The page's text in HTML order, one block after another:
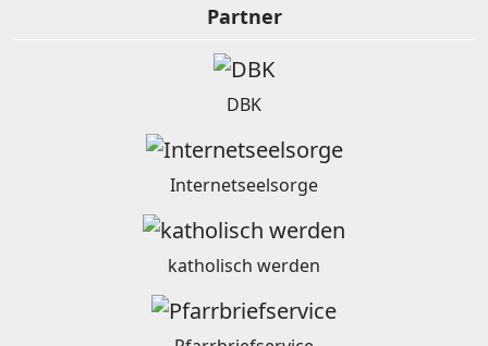
Partner
DBK
Internetseelsorge
katholisch werden